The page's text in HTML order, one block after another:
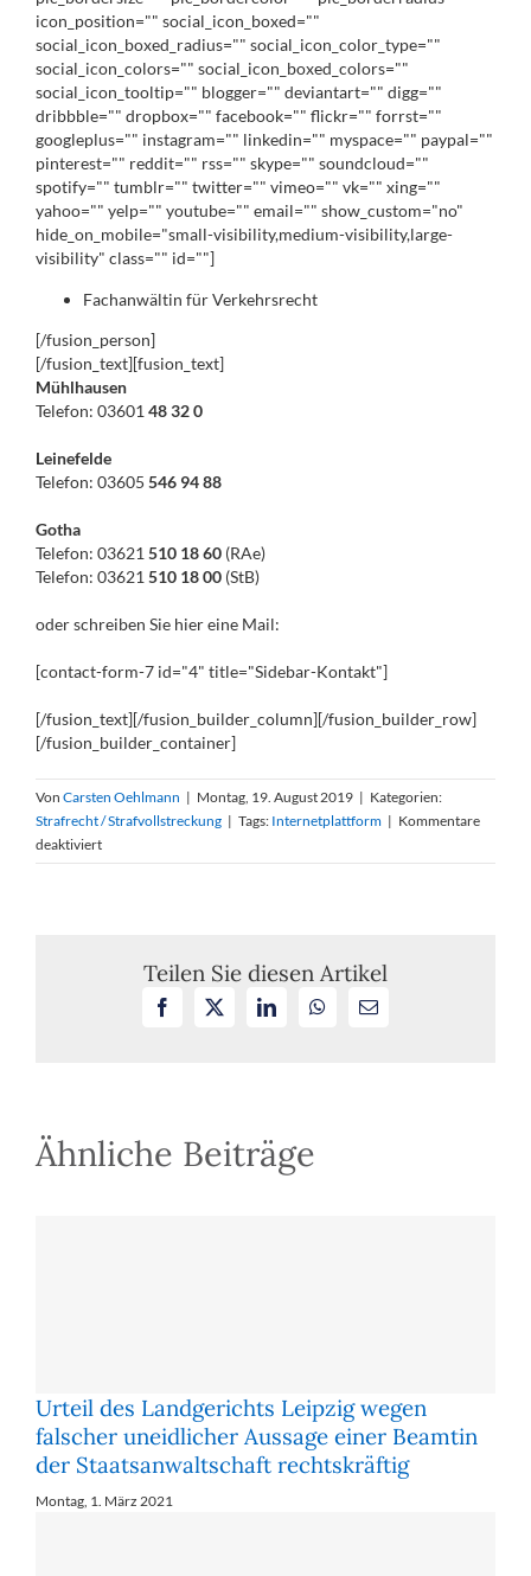
icon_position="" social_icon_boxed=""
social_icon_boxed_radius="" social_icon_color_type=""
social_icon_colors="" social_icon_boxed_colors=""
social_icon_tooltip="" blogger="" deviantart="" digg=""
dribbble="" dropbox="" facebook="" flickr="" forrst=""
googleplus="" instagram="" linkedin="" myspace="" paypal=""
pinterest="" reddit="" rss="" skype="" soundcloud=""
spotify="" tumblr="" twitter="" vimeo="" vk="" xing=""
yahoo="" yelp="" youtube="" email="" show_custom="no"
hide_on_mobile="small-visibility,medium-visibility,large-
visibility" class="" id=""]
Fachanwältin für Verkehrsrecht
[/fusion_person]
[/fusion_text][fusion_text]
Mühlhausen
Telefon: 03601 48 32 0
Leinefelde
Telefon: 03605 546 94 88
Gotha
Telefon: 03621 510 18 60 (RAe)
Telefon: 03621 510 18 00 (StB)
oder schreiben Sie hier eine Mail:
[contact-form-7 id="4" title="Sidebar-Kontakt"]
[/fusion_text][/fusion_builder_column][/fusion_builder_row]
[/fusion_builder_container]
Von Carsten Oehlmann | Montag, 19. August 2019 | Kategorien:
Strafrecht / Strafvollstreckung | Tags: Internetplattform | Kommentare
deaktiviertfür
Urteil
Internetplattform,
Münchner
Teilen Sie diesen Artikel
Facebook LinkedInWhatsApp
E-
Ähnliche Beiträge
Urteil des Landgerichts Leipzig wegen
falscher uneidlicher Aussage einer Beamtin
der Staatsanwaltschaft rechtskräftig
Montag, 1. März 2021